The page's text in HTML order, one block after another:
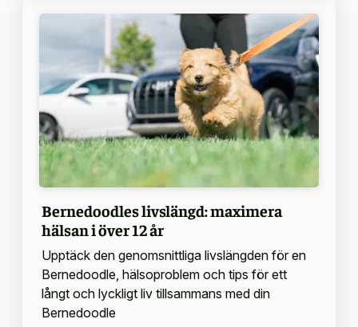
Bernedoodles livslängd: maximera
hälsan i över 12 år
Upptäck den genomsnittliga livslängden för en
Bernedoodle, hälsoproblem och tips för ett
långt och lyckligt liv tillsammans med din
Bernedoodle